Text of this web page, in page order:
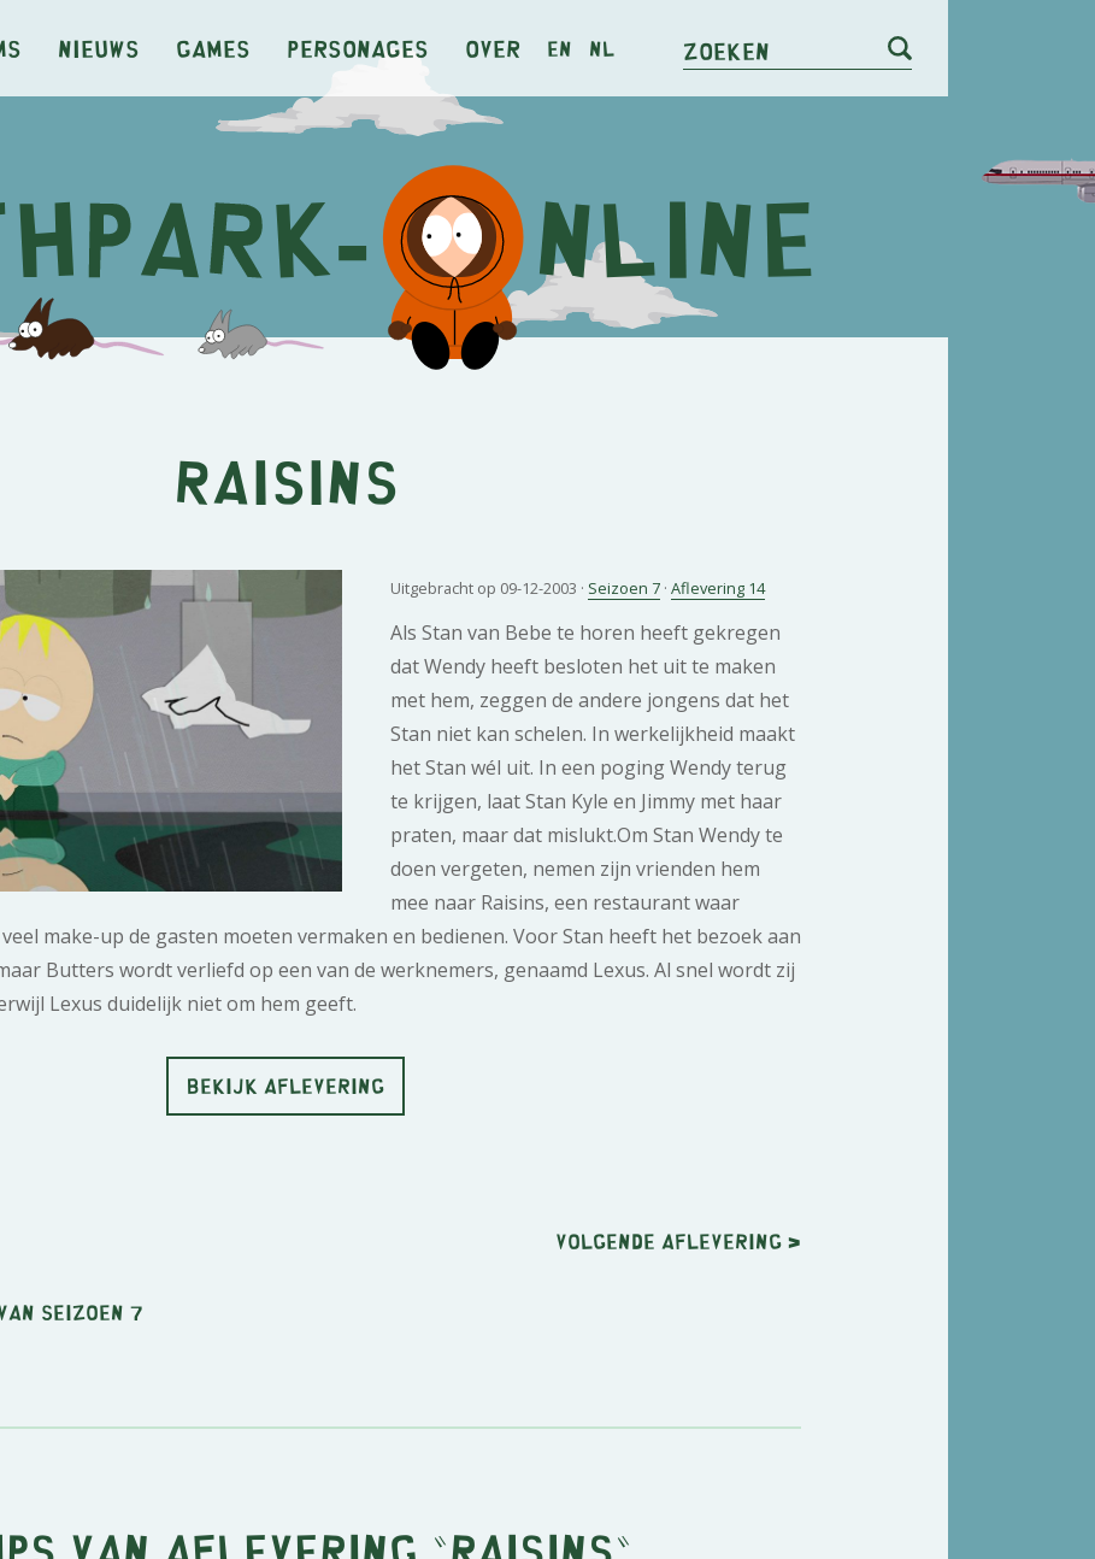
Nieuws Games Personages Over en nl Zoeken
Raisins
Uitgebracht op 09-12-2003 · Seizoen 7· Aflevering 14
Als Stan van Bebe te horen heeft gekregen
dat Wendy heeft besloten het uit te maken
met hem, zeggen de andere jongens dat het
Stan niet kan schelen. In werkelijkheid maakt
het Stan wél uit. In een poging Wendy terug
te krijgen, laat Stan Kyle en Jimmy met haar
praten, maar dat mislukt.Om Stan Wendy te
doen vergeten, nemen zijn vrienden hem
mee naar Raisins, een restaurant waar
make-up de gasten moeten vermaken en bedienen. Voor Stan heeft het bezoek aan
Butters wordt verliefd op een van de werknemers, genaamd Lexus. Al snel wordt zij
Lexus duidelijk niet om hem geeft.
BEKIJK AFLEVERING
Volgende aflevering >
seizoen 7
van aflevering "Raisins"